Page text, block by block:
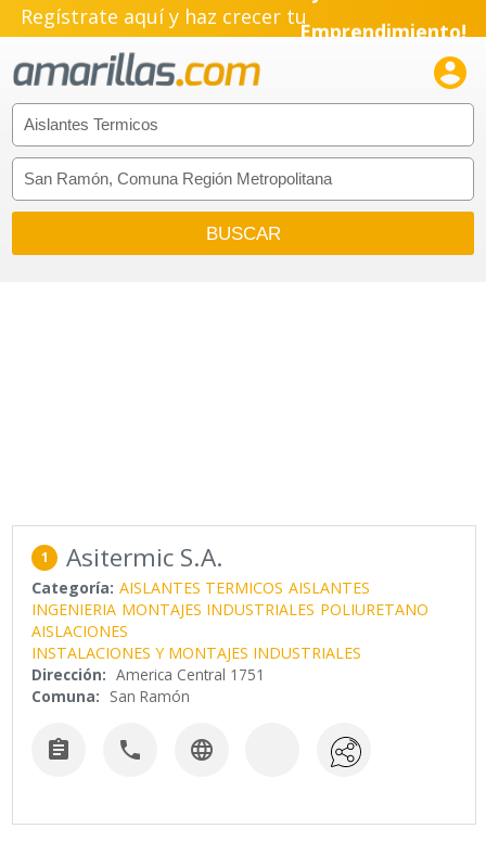
Regístrate aquí y haz crecer tuEmprendimiento!

1 Asitermic S.A.
Categoría: AISLANTES TERMICOS AISLANTES
INGENIERIA MONTAJES INDUSTRIALES POLIURETANO
AISLACIONES
INSTALACIONES Y MONTAJES INDUSTRIALES
Dirección: America Central 1751
Comuna: San Ramón
  